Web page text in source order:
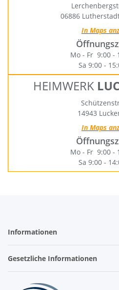
06886
In Maps
Mo - Fr 9:00 -
Sa 9:00 -
HEIMWERK
14943
In Maps
Mo - Fr 9:00 -
Sa 9:00 -
Informationen
Gesetzliche Informationen